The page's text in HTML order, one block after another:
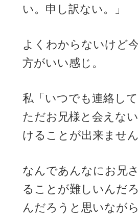
い。申し訳ない。」
よくわからないけど
方がいい感じ。
私「いつでも連絡して
ただお兄様と会えな
けることが出来ません
なんであんなにお兄
ることが難しいんだ
んだろうと思いなが